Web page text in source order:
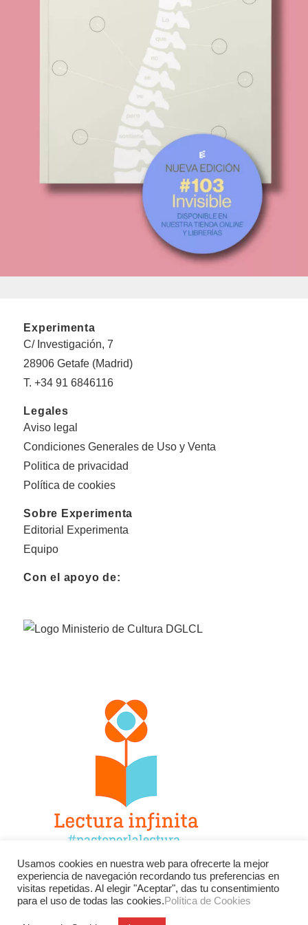
Experimenta
C/ Investigación, 7
28906 Getafe (Madrid)
T. +34 91 6846116
Legales
Aviso legal
Condiciones Generales de Uso y Venta
Politica de privacidad
Política de cookies
Sobre Experimenta
Editorial Experimenta
Equipo
Con el apoyo de:
Facebook Twitter
Instagram
YouTube
LinkedIn Contacto
Usamos cookies en nuestra web para ofrecerte la mejor
experiencia de navegación recordando tus preferencias en
visitas repetidas. Al elegir "Aceptar", das tu consentimiento
para el uso de todas las cookies.Política de Cookies